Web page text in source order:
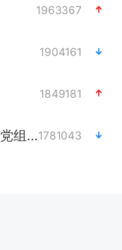
1963367
1904161
1849181
视频丨中国东方电气集团原党组副书记、董事宋致远被查1781043